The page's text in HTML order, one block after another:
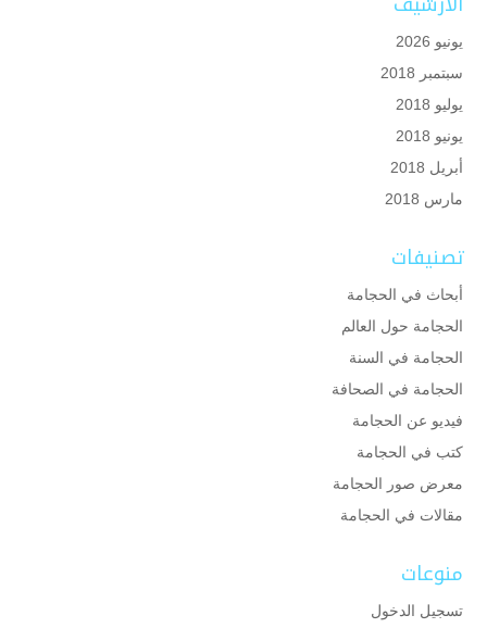
يونيو 2026
سبتمبر 2018
يوليو 2018
يونيو 2018
أبريل 2018
مارس 2018
تصنيفات
أبحاث في الحجامة
الحجامة حول العالم
الحجامة في السنة
الحجامة في الصحافة
فيديو عن الحجامة
كتب في الحجامة
معرض صور الحجامة
مقالات في الحجامة
منوعات
تسجيل الدخول